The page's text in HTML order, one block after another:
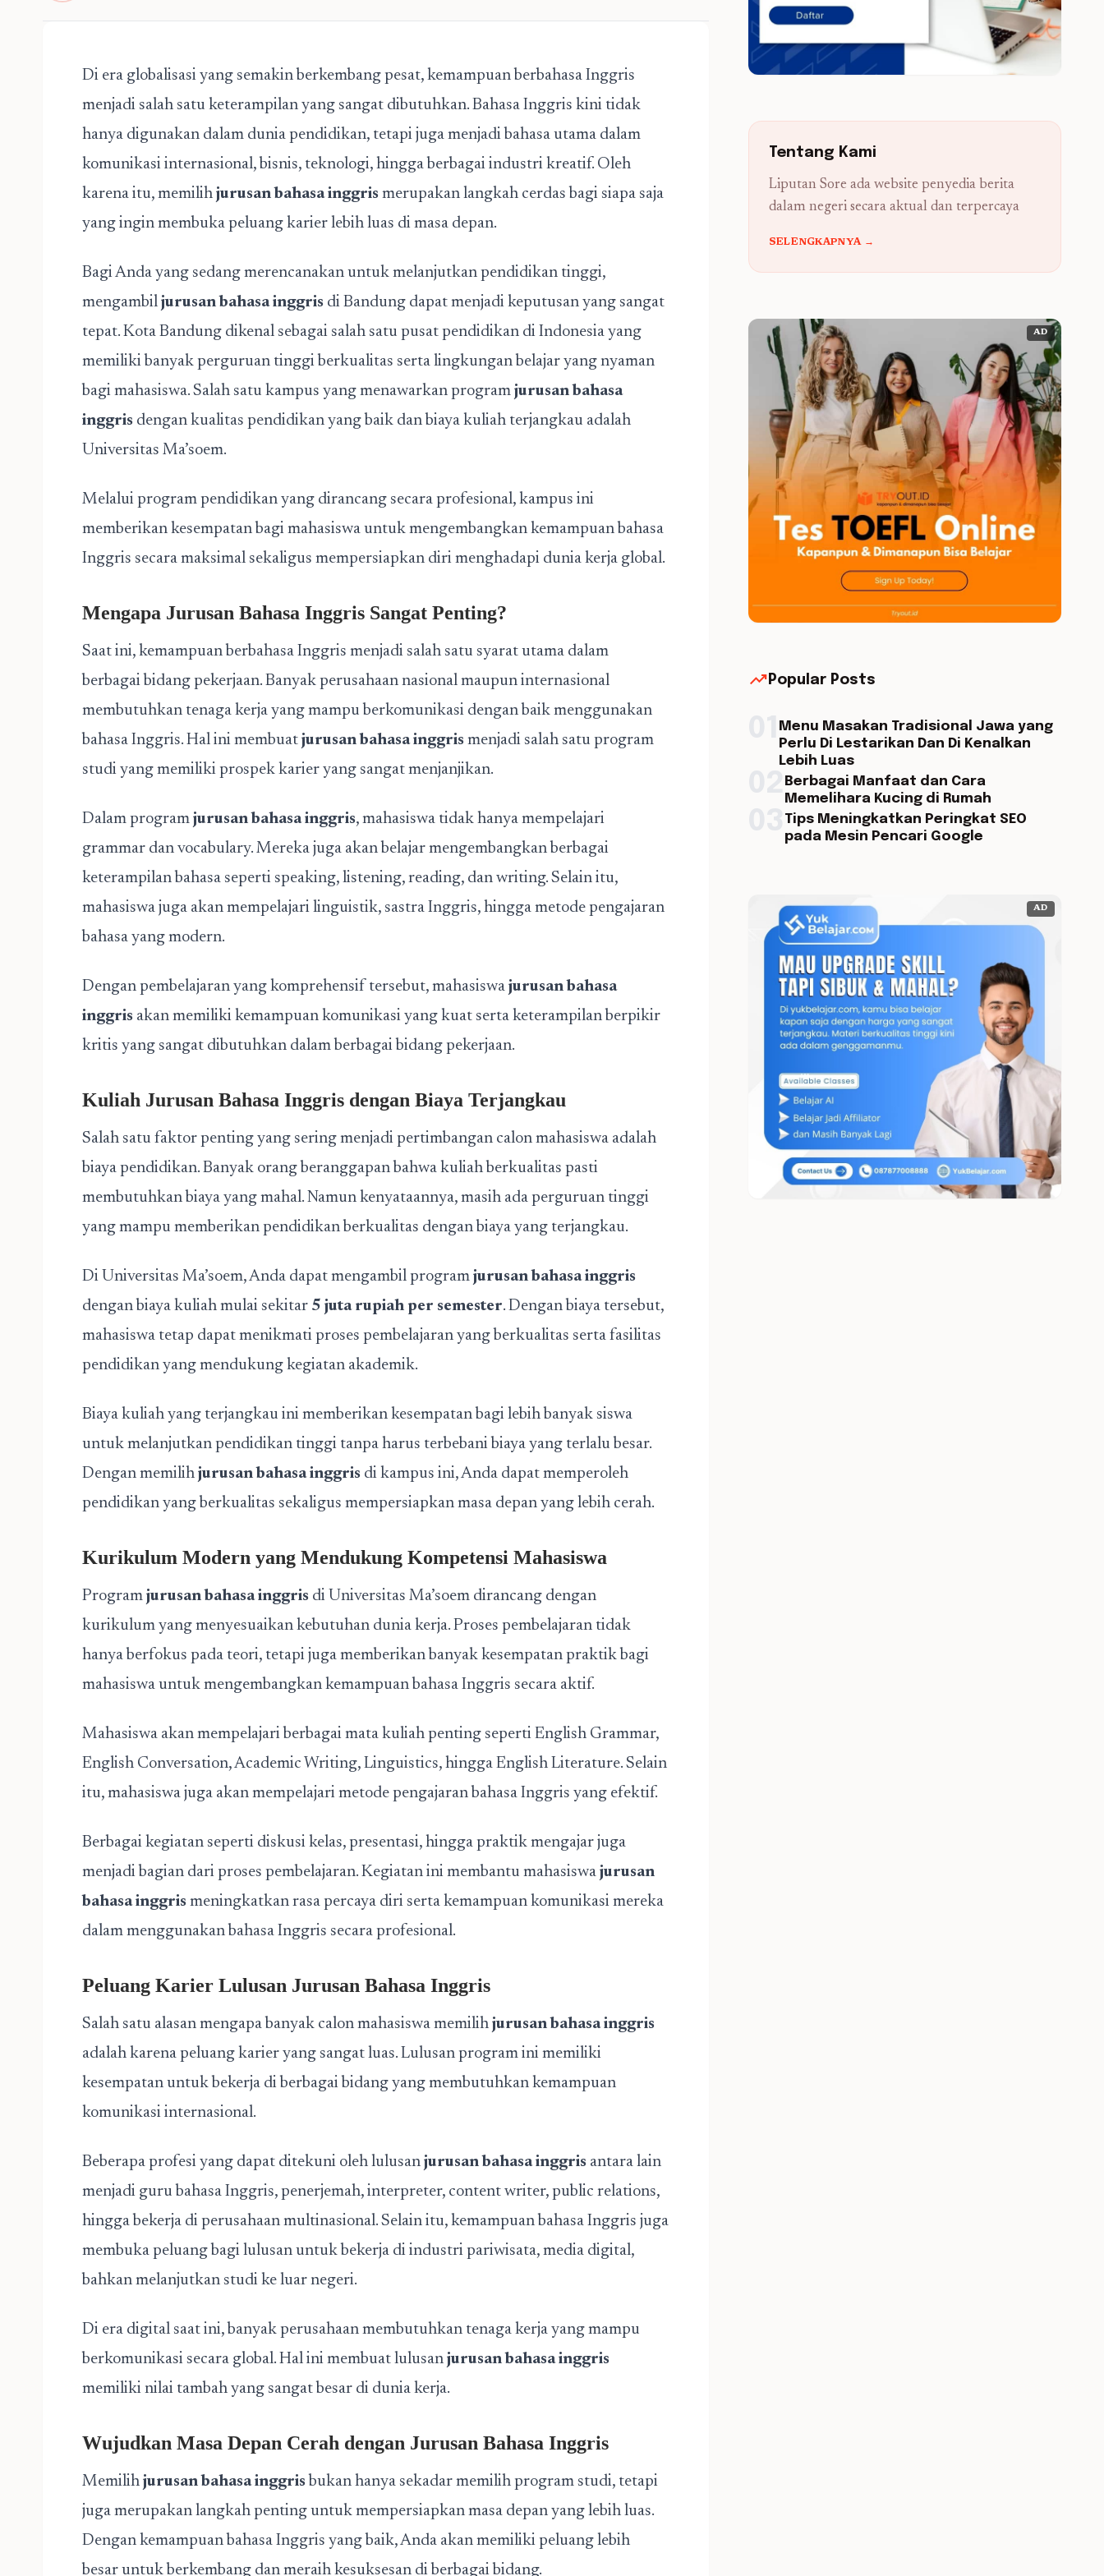
Di era globalisasi yang semakin berkembang pesat, kemampuan berbahasa Inggris
menjadi salah satu keterampilan yang sangat dibutuhkan. Bahasa Inggris kini tidak
hanya digunakan dalam dunia pendidikan, tetapi juga menjadi bahasa utama dalam
komunikasi internasional, bisnis, teknologi, hingga berbagai industri kreatif. Oleh
karena itu, memilih jurusan bahasa inggris merupakan langkah cerdas bagi siapa saja
yang ingin membuka peluang karier lebih luas di masa depan.
Bagi Anda yang sedang merencanakan untuk melanjutkan pendidikan tinggi,
mengambil jurusan bahasa inggris di Bandung dapat menjadi keputusan yang sangat
tepat. Kota Bandung dikenal sebagai salah satu pusat pendidikan di Indonesia yang
memiliki banyak perguruan tinggi berkualitas serta lingkungan belajar yang nyaman
bagi mahasiswa. Salah satu kampus yang menawarkan program jurusan bahasa
inggris dengan kualitas pendidikan yang baik dan biaya kuliah terjangkau adalah
Universitas Ma’soem.
Melalui program pendidikan yang dirancang secara profesional, kampus ini
memberikan kesempatan bagi mahasiswa untuk mengembangkan kemampuan bahasa
Inggris secara maksimal sekaligus mempersiapkan diri menghadapi dunia kerja global.
Mengapa Jurusan Bahasa Inggris Sangat Penting?
Saat ini, kemampuan berbahasa Inggris menjadi salah satu syarat utama dalam
berbagai bidang pekerjaan. Banyak perusahaan nasional maupun internasional
membutuhkan tenaga kerja yang mampu berkomunikasi dengan baik menggunakan
bahasa Inggris. Hal ini membuat jurusan bahasa inggris menjadi salah satu program
studi yang memiliki prospek karier yang sangat menjanjikan.
Dalam program jurusan bahasa inggris, mahasiswa tidak hanya mempelajari
grammar dan vocabulary. Mereka juga akan belajar mengembangkan berbagai
keterampilan bahasa seperti speaking, listening, reading, dan writing. Selain itu,
mahasiswa juga akan mempelajari linguistik, sastra Inggris, hingga metode pengajaran
bahasa yang modern.
Dengan pembelajaran yang komprehensif tersebut, mahasiswa jurusan bahasa
inggris akan memiliki kemampuan komunikasi yang kuat serta keterampilan berpikir
kritis yang sangat dibutuhkan dalam berbagai bidang pekerjaan.
Kuliah Jurusan Bahasa Inggris dengan Biaya Terjangkau
Salah satu faktor penting yang sering menjadi pertimbangan calon mahasiswa adalah
biaya pendidikan. Banyak orang beranggapan bahwa kuliah berkualitas pasti
membutuhkan biaya yang mahal. Namun kenyataannya, masih ada perguruan tinggi
yang mampu memberikan pendidikan berkualitas dengan biaya yang terjangkau.
Di Universitas Ma’soem, Anda dapat mengambil program jurusan bahasa inggris
dengan biaya kuliah mulai sekitar 5 juta rupiah per semester. Dengan biaya tersebut,
mahasiswa tetap dapat menikmati proses pembelajaran yang berkualitas serta fasilitas
pendidikan yang mendukung kegiatan akademik.
Biaya kuliah yang terjangkau ini memberikan kesempatan bagi lebih banyak siswa
untuk melanjutkan pendidikan tinggi tanpa harus terbebani biaya yang terlalu besar.
Dengan memilih jurusan bahasa inggris di kampus ini, Anda dapat memperoleh
pendidikan yang berkualitas sekaligus mempersiapkan masa depan yang lebih cerah.
Kurikulum Modern yang Mendukung Kompetensi Mahasiswa
Program jurusan bahasa inggris di Universitas Ma’soem dirancang dengan
kurikulum yang menyesuaikan kebutuhan dunia kerja. Proses pembelajaran tidak
hanya berfokus pada teori, tetapi juga memberikan banyak kesempatan praktik bagi
mahasiswa untuk mengembangkan kemampuan bahasa Inggris secara aktif.
Mahasiswa akan mempelajari berbagai mata kuliah penting seperti English Grammar,
English Conversation, Academic Writing, Linguistics, hingga English Literature. Selain
itu, mahasiswa juga akan mempelajari metode pengajaran bahasa Inggris yang efektif.
Berbagai kegiatan seperti diskusi kelas, presentasi, hingga praktik mengajar juga
menjadi bagian dari proses pembelajaran. Kegiatan ini membantu mahasiswa jurusan
bahasa inggris meningkatkan rasa percaya diri serta kemampuan komunikasi mereka
dalam menggunakan bahasa Inggris secara profesional.
Peluang Karier Lulusan Jurusan Bahasa Inggris
Salah satu alasan mengapa banyak calon mahasiswa memilih jurusan bahasa inggris
adalah karena peluang karier yang sangat luas. Lulusan program ini memiliki
kesempatan untuk bekerja di berbagai bidang yang membutuhkan kemampuan
komunikasi internasional.
Beberapa profesi yang dapat ditekuni oleh lulusan jurusan bahasa inggris antara lain
menjadi guru bahasa Inggris, penerjemah, interpreter, content writer, public relations,
hingga bekerja di perusahaan multinasional. Selain itu, kemampuan bahasa Inggris juga
membuka peluang bagi lulusan untuk bekerja di industri pariwisata, media digital,
bahkan melanjutkan studi ke luar negeri.
Di era digital saat ini, banyak perusahaan membutuhkan tenaga kerja yang mampu
berkomunikasi secara global. Hal ini membuat lulusan jurusan bahasa inggris
memiliki nilai tambah yang sangat besar di dunia kerja.
Wujudkan Masa Depan Cerah dengan Jurusan Bahasa Inggris
Memilih jurusan bahasa inggris bukan hanya sekadar memilih program studi, tetapi
juga merupakan langkah penting untuk mempersiapkan masa depan yang lebih luas.
Dengan kemampuan bahasa Inggris yang baik, Anda akan memiliki peluang lebih
besar untuk berkembang dan meraih kesuksesan di berbagai bidang.
Tentang Kami
Liputan Sore ada website penyedia berita
dalam negeri secara aktual dan terpercaya
SELENGKAPNYA →
AD
trending_up Popular Posts
Menu Masakan Tradisional Jawa yang
Perlu Di Lestarikan Dan Di Kenalkan
Lebih Luas
Berbagai Manfaat dan Cara
Memelihara Kucing di Rumah
Tips Meningkatkan Peringkat SEO
pada Mesin Pencari Google
AD